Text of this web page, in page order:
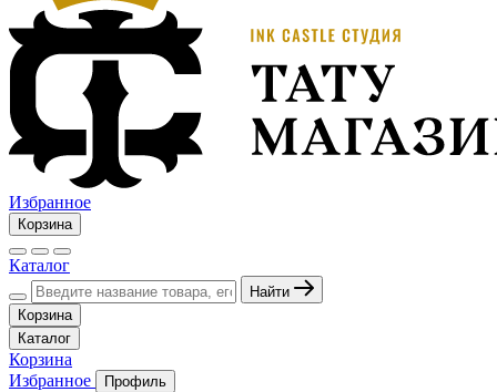
Избранное
Корзина
Каталог
Найти
Корзина
Каталог
Корзина
Избранное
Профиль